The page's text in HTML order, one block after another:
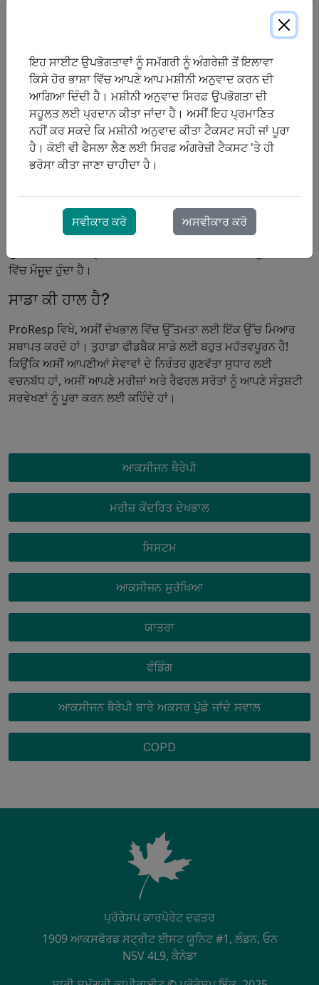
ਸਾਡਾ ਰੈਸਪੀਰੇਟਰੀ ਥੈਰੇਪਿਸਟ ਤੁਹਾਡੀ ਦੇਖਭਾਲ ਯੋਜਨਾ ਦੀ ਇੱਕ ਕਾਪੀ
ਤੁਹਾਡੇ ਡਾਕਟਰ ਨੂੰ ਭੇਜਦਾ ਹੈ ਅਤੇ ਤੁਹਾਡੀਆਂ ਜ਼ਰੂਰਤਾਂ ਨੂੰ ਪੂਰਾ ਕਰਨ ਵਾਲੇ
ਸਾਹ ਉਪਕਰਣਾਂ ਦੀ ਚੋਣ ਕਰਨ ਲਈ ਤੁਹਾਡੇ ਨਾਲ ਕੰਮ ਕਰਦਾ ਹੈ। ਤੁਹਾਨੂੰ
ਪ੍ਰਾਪਤ ਉਪਕਰਣਾਂ ਦੀ ਸਹੀ ਵਰਤੋਂ ਅਤੇ ਦੇਖਭਾਲ ਕਿਵੇਂ ਕਰਨੀ ਹੈ ਇਸ ਬਾਰੇ
ਇੱਕ ਪ੍ਰਦਰਸ਼ਨ ਅਤੇ ਨਿੱਜੀ ਹਦਾਇਤਾਂ ਪ੍ਰਾਪਤ ਹੁੰਦੀਆਂ ਹਨ।
ਸਾਡੇ ਸੇਵਾ ਡਿਲੀਵਰੀ ਪ੍ਰਤੀਨਿਧੀ ਨਿਯਮਿਤ ਤੌਰ 'ਤੇ ਘਰੇਲੂ ਆਕਸੀਜਨ
ਉਪਕਰਣਾਂ ਦਾ ਨਿਰੀਖਣ ਅਤੇ ਸੇਵਾ ਕਰਦੇ ਹਨ ਅਤੇ ਘਰੇਲੂ ਮੁਲਾਕਾਤਾਂ ਦੌਰਾਨ
ਸੁਰੱਖਿਆ ਸਾਵਧਾਨੀਆਂ ਦੀ ਸਮੀਖਿਆ ਕਰਦੇ ਹਨ ਜਦੋਂ ਕਿ ਸਾਡੇ ਰੈਸਪੀਰੇਟਰੀ
ਵਿਵਸਥਿਤ ਕਰਦੇ ਹਨ।
ਅਸੀਂ ਐਮਰਜੈਂਸੀ ਘਰੇਲੂ ਆਕਸੀਜਨ ਸੇਵਾ ਲਈ 24 ਘੰਟੇ, ਹਫ਼ਤੇ ਦੇ 7 ਦਿਨ
ਵਿੱਚ ਮੌਜੂਦ ਹੁੰਦਾ ਹੈ।
ਸਾਡਾ ਕੀ ਹਾਲ ਹੈ?
ProResp ਵਿਖੇ, ਅਸੀਂ ਦੇਖਭਾਲ ਵਿੱਚ ਉੱਤਮਤਾ ਲਈ ਇੱਕ ਉੱਚ ਮਿਆਰ
ਸਥਾਪਤ ਕਰਦੇ ਹਾਂ। ਤੁਹਾਡਾ ਫੀਡਬੈਕ ਸਾਡੇ ਲਈ ਬਹੁਤ ਮਹੱਤਵਪੂਰਨ ਹੈ!
ਕਿਉਂਕਿ ਅਸੀਂ ਆਪਣੀਆਂ ਸੇਵਾਵਾਂ ਦੇ ਨਿਰੰਤਰ ਗੁਣਵੱਤਾ ਸੁਧਾਰ ਲਈ
ਵਚਨਬੱਧ ਹਾਂ, ਅਸੀਂ ਆਪਣੇ ਮਰੀਜ਼ਾਂ ਅਤੇ ਰੈਫਰਲ ਸਰੋਤਾਂ ਨੂੰ ਆਪਣੇ ਸੰਤੁਸ਼ਟੀ
ਸਰਵੇਖਣਾਂ ਨੂੰ ਪੂਰਾ ਕਰਨ ਲਈ ਕਹਿੰਦੇ ਹਾਂ।
OXYGEN MENUਆਕਸੀਜਨ ਥੈਰੇਪੀ
ਮਰੀਜ਼ ਕੇਂਦਰਿਤ ਦੇਖਭਾਲ
ਸਿਸਟਮ
ਆਕਸੀਜਨ ਸੁਰੱਖਿਆ
ਯਾਤਰਾ
ਫੰਡਿੰਗ
ਆਕਸੀਜਨ ਥੈਰੇਪੀ ਬਾਰੇ ਅਕਸਰ ਪੁੱਛੇ ਜਾਂਦੇ ਸਵਾਲ
COPD
ਪ੍ਰੋਰੇਸਪ ਕਾਰਪੋਰੇਟ ਦਫਤਰ
1909 ਆਕਸਫੋਰਡ ਸਟ੍ਰੀਟ ਈਸਟ ਯੂਨਿਟ #1, ਲੰਡਨ, ਓਨ
N5V 4L9, ਕੈਨੇਡਾ
ਇਹ ਸਾਈਟ ਉਪਭੋਗਤਾਵਾਂ ਨੂੰ ਸਮੱਗਰੀ ਨੂੰ ਅੰਗਰੇਜ਼ੀ ਤੋਂ ਇਲਾਵਾ
ਕਿਸੇ ਹੋਰ ਭਾਸ਼ਾ ਵਿੱਚ ਆਪਣੇ ਆਪ ਮਸ਼ੀਨੀ ਅਨੁਵਾਦ ਕਰਨ ਦੀ
ਆਗਿਆ ਦਿੰਦੀ ਹੈ। ਮਸ਼ੀਨੀ ਅਨੁਵਾਦ ਸਿਰਫ਼ ਉਪਭੋਗਤਾ ਦੀ
ਸਹੂਲਤ ਲਈ ਪ੍ਰਦਾਨ ਕੀਤਾ ਜਾਂਦਾ ਹੈ। ਅਸੀਂ ਇਹ ਪ੍ਰਮਾਣਿਤ
ਨਹੀਂ ਕਰ ਸਕਦੇ ਕਿ ਮਸ਼ੀਨੀ ਅਨੁਵਾਦ ਕੀਤਾ ਟੈਕਸਟ ਸਹੀ ਜਾਂ ਪੂਰਾ
ਹੈ। ਕੋਈ ਵੀ ਫੈਸਲਾ ਲੈਣ ਲਈ ਸਿਰਫ਼ ਅੰਗਰੇਜ਼ੀ ਟੈਕਸਟ 'ਤੇ ਹੀ
ਭਰੋਸਾ ਕੀਤਾ ਜਾਣਾ ਚਾਹੀਦਾ ਹੈ।
ਸਵੀਕਾਰ ਕਰੋ ਅਸਵੀਕਾਰ ਕਰੋ